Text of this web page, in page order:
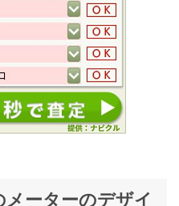
ーターのデザイ